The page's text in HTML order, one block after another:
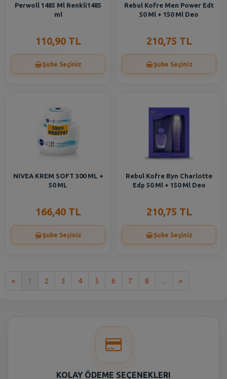
Perwoll 1485 Ml Renkli1485
ml
110,90 TL
Şube Seçiniz
Rebul Kofre Men Power Edt
50 Ml + 150 Ml Deo
210,75 TL
Şube Seçiniz
NIVEA KREM SOFT 300 ML +
50 ML
166,40 TL
Şube Seçiniz
Rebul Kofre Byn Charlotte
Edp 50 Ml + 150 Ml Deo
210,75 TL
Şube Seçiniz
« 1 2 3 4 5 6 7 8 ... »Son
KOLAY ÖDEME SEÇENEKLERI